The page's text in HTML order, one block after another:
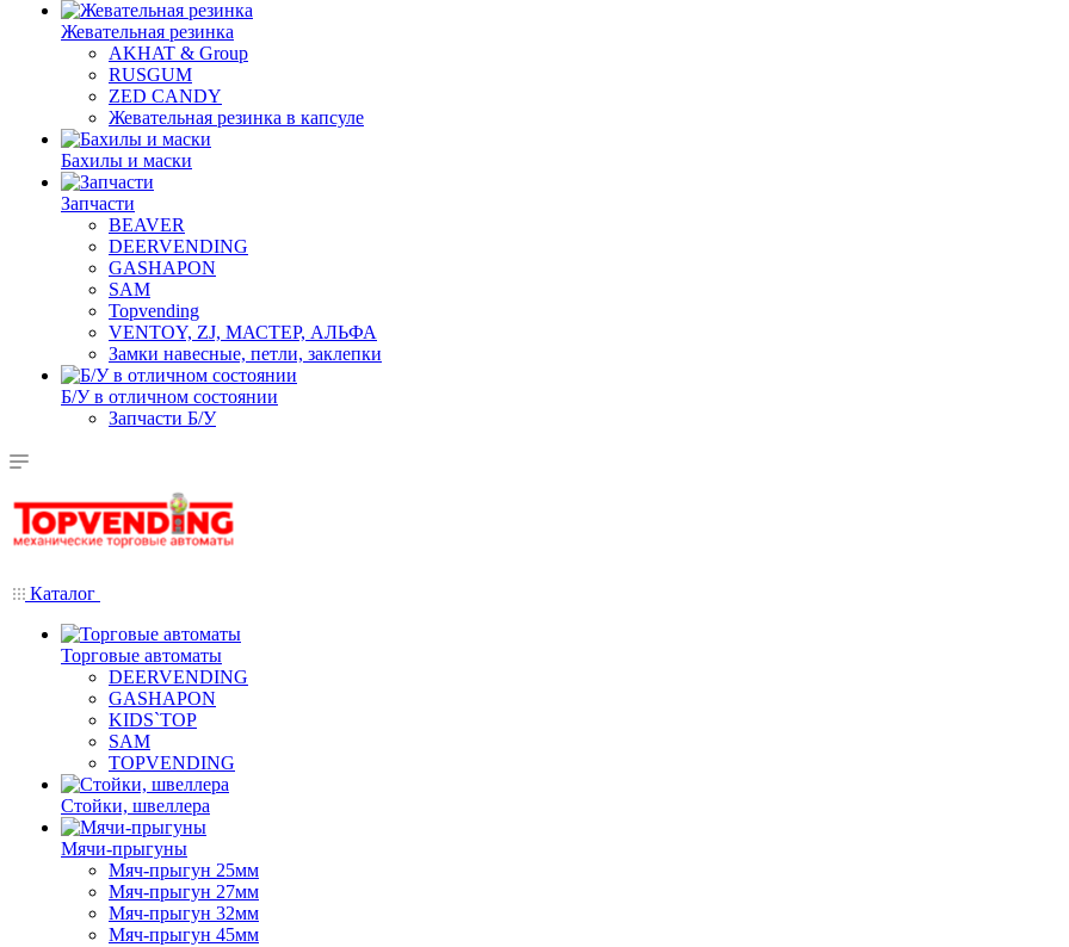
Жевательная резинка
AKHAT & Group
RUSGUM
ZED CANDY
Жевательная резинка в капсуле
Бахилы и маски
Запчасти
BEAVER
DEERVENDING
GASHAPON
SAM
Topvending
VENTOY, ZJ, МАСТЕР, АЛЬФА
Замки навесные, петли, заклепки
Б/У в отличном состоянии
Запчасти Б/У
Каталог
Торговые автоматы
DEERVENDING
GASHAPON
KIDS`TOP
SAM
TOPVENDING
Стойки, швеллера
Мячи-прыгуны
Мяч-прыгун 25мм
Мяч-прыгун 27мм
Мяч-прыгун 32мм
Мяч-прыгун 45мм